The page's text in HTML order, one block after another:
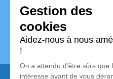
Vous ne trouvez pas
Pour affiner votre
Pour toute question